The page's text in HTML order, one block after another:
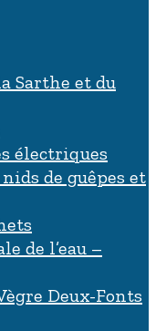
Sarthe et du
électriques
de guêpes et
de l’eau –
Deux-Fonts